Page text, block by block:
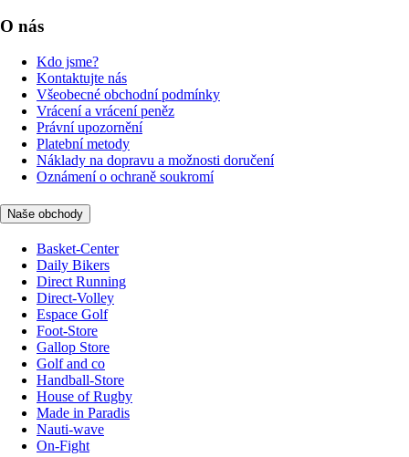
O nás
Kdo jsme?
Kontaktujte nás
Všeobecné obchodní podmínky
Vrácení a vrácení peněz
Právní upozornění
Platební metody
Náklady na dopravu a možnosti doručení
Oznámení o ochraně soukromí
Naše obchody
Basket-Center
Daily Bikers
Direct Running
Direct-Volley
Espace Golf
Foot-Store
Gallop Store
Golf and co
Handball-Store
House of Rugby
Made in Paradis
Nauti-wave
On-Fight